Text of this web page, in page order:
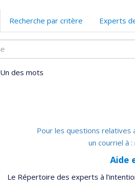
Recherche par critère Experts
Un des mots
Pour les questions relatives
un courriel à :
Aide
Le Répertoire des experts à